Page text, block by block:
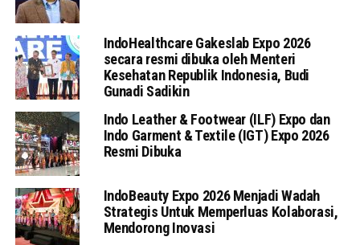
IndoHealthcare Gakeslab Expo 2026
secara resmi dibuka oleh Menteri
Kesehatan Republik Indonesia, Budi
Gunadi Sadikin
Indo Leather & Footwear (ILF) Expo dan
Indo Garment & Textile (IGT) Expo 2026
Resmi Dibuka
IndoBeauty Expo 2026 Menjadi Wadah
Strategis Untuk Memperluas Kolaborasi,
Mendorong Inovasi